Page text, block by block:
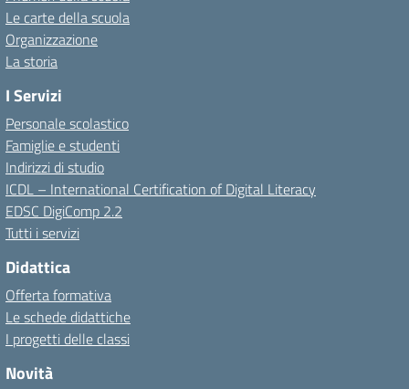
Le carte della scuola
Organizzazione
La storia
I Servizi
Personale scolastico
Famiglie e studenti
Indirizzi di studio
ICDL – International Certification of Digital Literacy
EDSC DigiComp 2.2
Tutti i servizi
Didattica
Offerta formativa
Le schede didattiche
I progetti delle classi
Novità